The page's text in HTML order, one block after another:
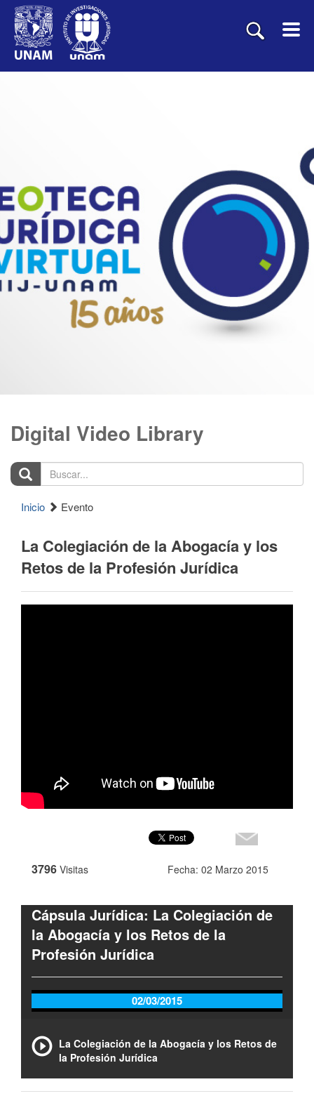
Digital Video Library
Buscar...
Inicio Evento
La Colegiación de la Abogacía y los
Retos de la Profesión Jurídica
3796 Visitas Fecha: 02 Marzo 2015
Cápsula Jurídica: La Colegiación de
la Abogacía y los Retos de la
Profesión Jurídica
02/03/2015
La Colegiación de la Abogacía y los Retos de
la Profesión Jurídica